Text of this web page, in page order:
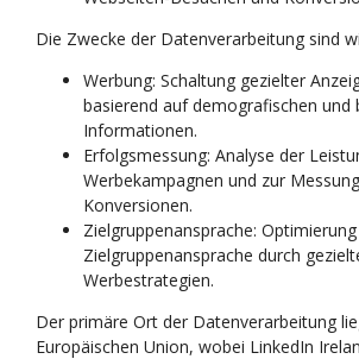
Die Zwecke der Datenverarbeitung sind
Werbung: Schaltung gezielter
basierend auf demografischen und
Informationen.
Erfolgsmessung: Analyse der
Werbekampagnen und zur
Konversionen.
Zielgruppenansprache:
Zielgruppenansprache durch
Werbestrategien.
Der primäre Ort der Datenverarbeitung
Europäischen Union, wobei LinkedIn